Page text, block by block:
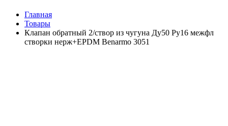
Главная
Товары
Клапан обратный 2/створ из чугуна Ду50 Ру16 межфл
створки нерж+EPDM Benarmo 3051